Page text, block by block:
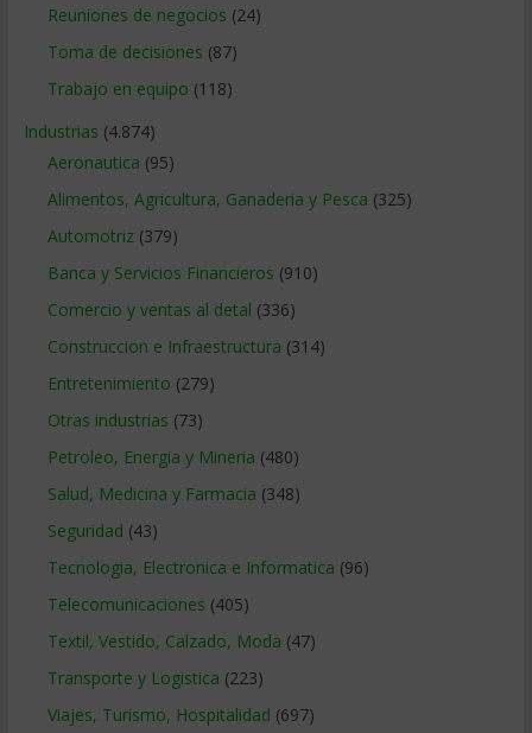
Reuniones de negocios (24)
Toma de decisiones (87)
Trabajo en equipo (118)
Industrias (4.874)
Aeronautica (95)
Alimentos, Agricultura, Ganaderia y Pesca (325)
Automotriz(379)
Banca y Servicios Financieros (910)
Comercio y ventas al detal (336)
Construccion e Infraestructura (314)
Entretenimiento (279)
Otras industrias (73)
Petroleo, Energia y Mineria (480)
Salud, Medicina y Farmacia (348)
Seguridad (43)
Tecnologia, Electronica e Informatica (96)
Telecomunicaciones (405)
Textil, Vestido, Calzado, Moda (47)
Transporte y Logistica (223)
Viajes, Turismo, Hospitalidad (697)